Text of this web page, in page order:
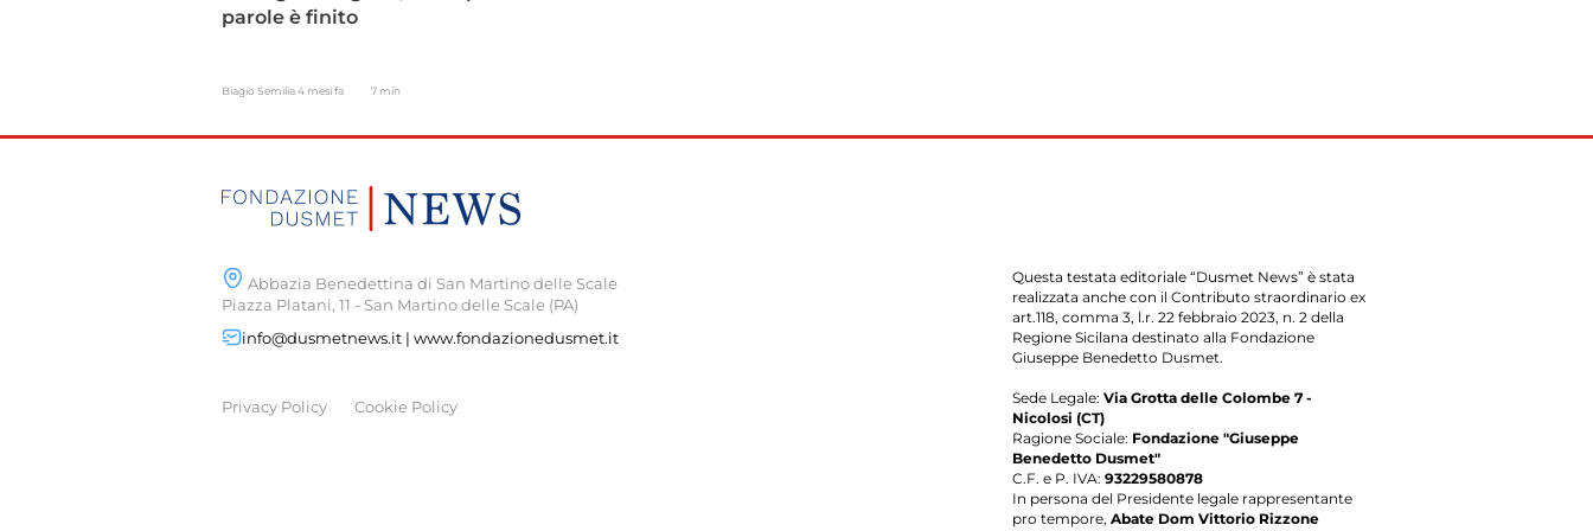
parole è finito
Biagio Semilia4 mesi fa 7 min
Abbazia Benedettina di San Martino delle Scale
Piazza Platani, 11 - San Martino delle Scale (PA)
info@dusmetnews.it | www.fondazionedusmet.it
Privacy Policy Cookie Policy
Questa testata editoriale “Dusmet News” è stata
realizzata anche con il Contributo straordinario ex
art.118, comma 3, l.r. 22 febbraio 2023, n. 2 della
Regione Sicilana destinato alla Fondazione
Giuseppe Benedetto Dusmet.
Sede Legale: Via Grotta delle Colombe 7 -
Nicolosi (CT)
Ragione Sociale: Fondazione "Giuseppe
Benedetto Dusmet"
C.F. e P. IVA: 93229580878
In persona del Presidente legale rappresentante
pro tempore, Abate Dom Vittorio Rizzone